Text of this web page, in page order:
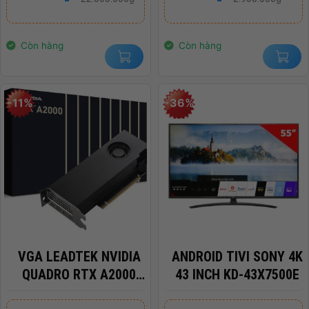
22.000.000₫.
là:
Còn hàng
2.900.000₫.
là:
Còn hàng
-11%
VGA LEADTEK NVIDIA
QUADRO RTX A2000
-36%
ANDROID TIVI SONY 4K
43 INCH KD-43X7500E